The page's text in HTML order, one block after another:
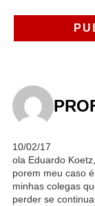
10/02/17
ola Eduardo
porem meu caso
minhas colegas
perder se